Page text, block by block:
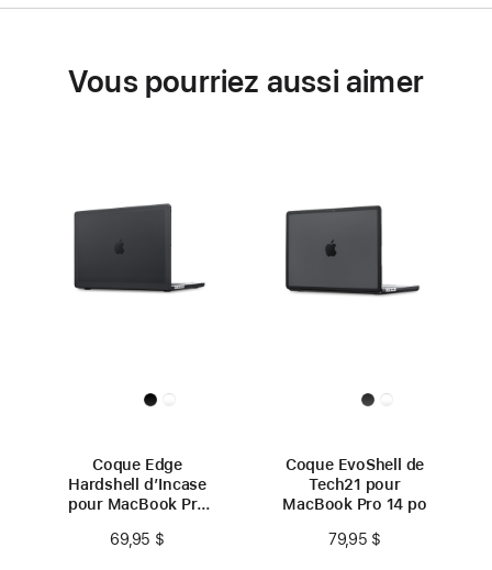
Vous pourriez aussi aimer
Coque Edge
Hardshell d’Incase
pour MacBook Pro
69,95 $
Coque EvoShell de
Tech21 pour
MacBook Pro 14 po
79,95 $